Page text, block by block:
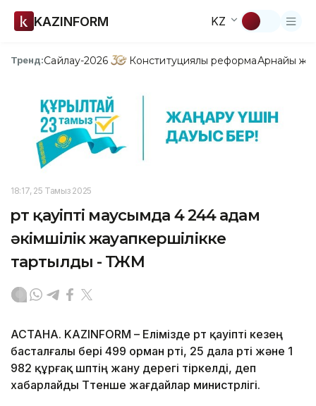
KAZINFORM KZ
Тренд:Сайлау-2026 Конституциялық реформаАрнайы
18:17, 25 Тамыз 2025
Өрт қауіпті маусымда 4 244 адам
әкімшілік жауапкершілікке
тартылды - ТЖМ
АСТАНА. KAZINFORM – Елімізде өрт қауіпті кезең
басталғалы бері 499 орман өрті, 25 дала өрті және 1
982 құрғақ шөптің жану дерегі тіркелді, деп
хабарлайды Төтенше жағдайлар министрлігі.